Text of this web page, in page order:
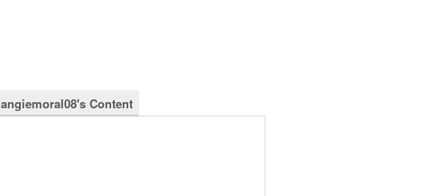
angiemoral08's Content